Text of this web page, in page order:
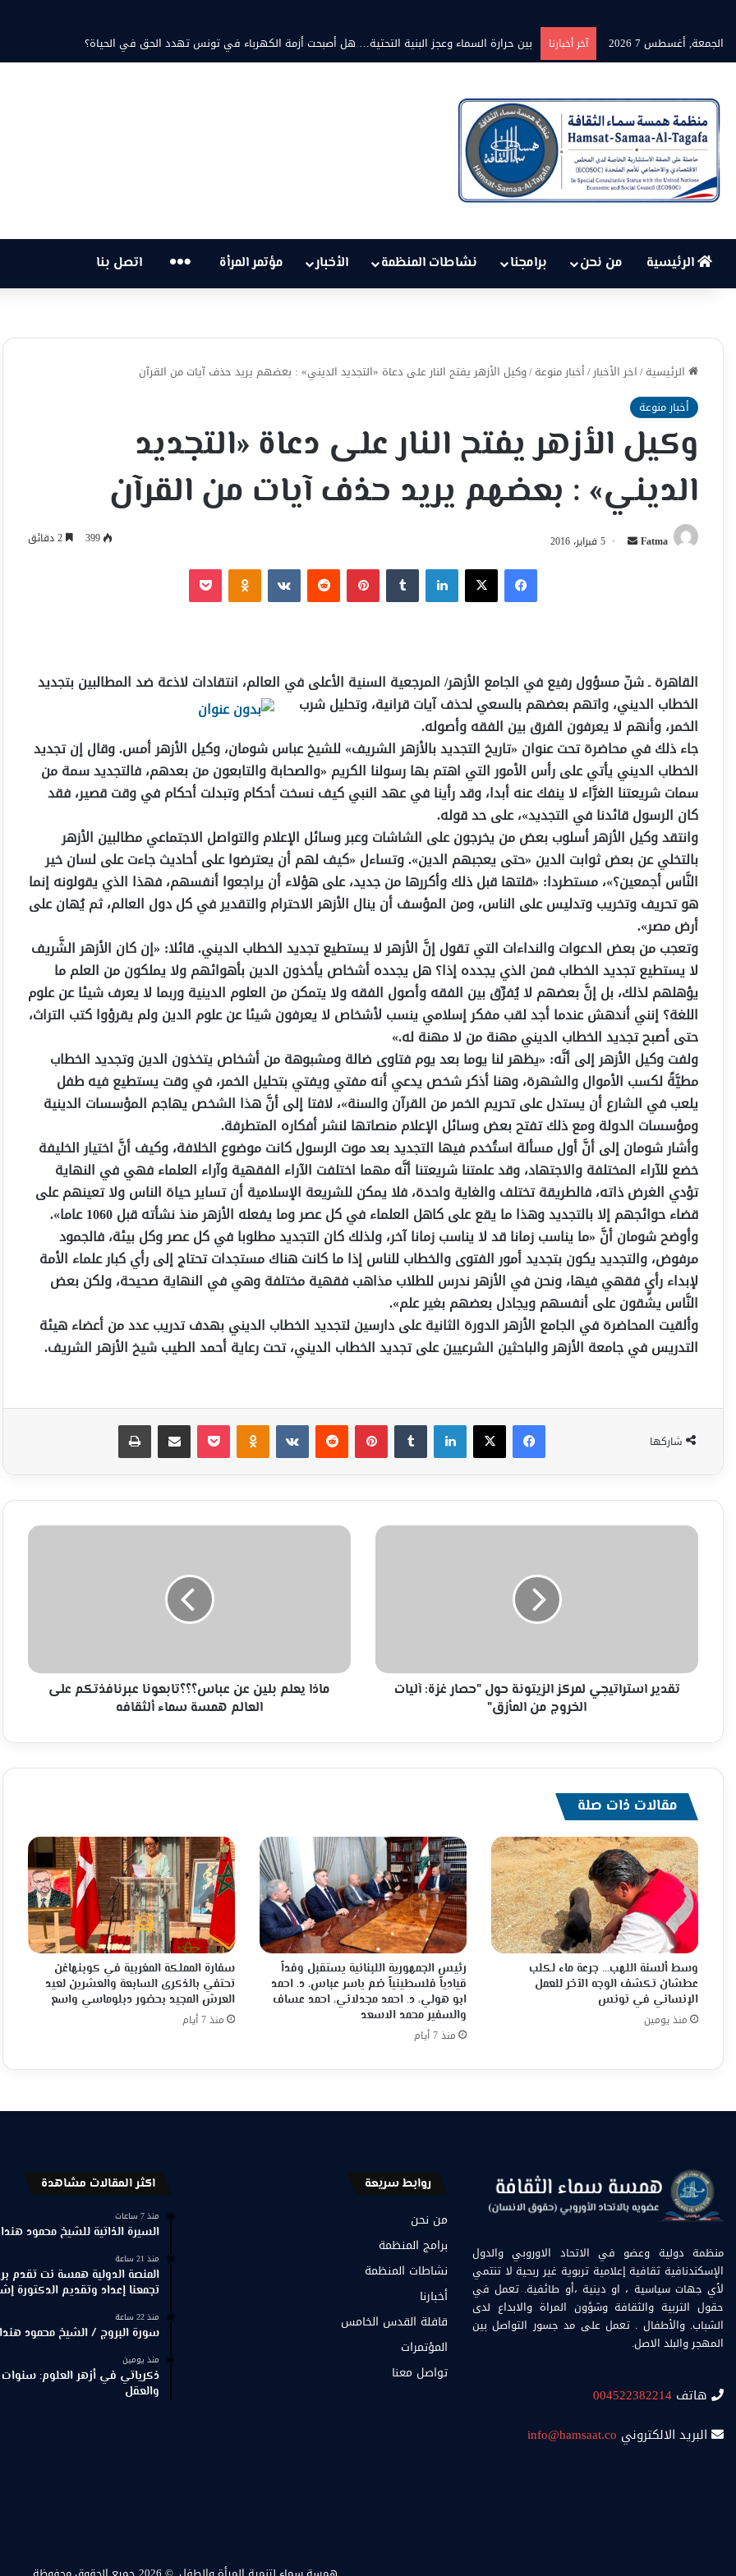
الجمعة, أغسطس 7 2026
آخر أخبارنا بين حرارة السماء وعجز البنية التحتية… هل أصبحت أزمة الكهرباء في تونس تهدد الحق في الحياة؟
الرئيسية من نحن برامجنا نشاطات المنظمة الأخبار مؤتمر المرأة … اتصل بنا
الرئيسية/اخر الأخبار/أخبار منوعة/وكيل الأزهر يفتح النار على دعاة «التجديد الديني» : بعضهم يريد حذف آيات من القرآن
أخبار منوعة
وكيل الأزهر يفتح النار على دعاة «التجديد
الديني» : بعضهم يريد حذف آيات من القرآن
Fatma
أرسل 5 فبراير، 2016 399
فيسبوك‫X لينكدإن بينتيريست Odnoklassniki
‫Pocket
القاهرة ـ شنّ مسؤول رفيع في الجامع الأزهر/ المرجعية السنية الأعلى في العالم، انتقادات لاذعة ضد المطالبين بتجديد
الخطاب الديني، واتهمبعضهم بالسعي لحذف آيات قرانية، وتحليل شرب
الخمر، وأنهم لا يعرفون الفرق بين الفقه وأصوله.
جاء ذلك في محاضرة تحت عنوان «تاريخ التجديد بالأزهر الشريف» للشيخ عباس شومان، وكيل الأزهر أمس. وقال إن تجديد
الخطاب الديني يأتي على رأس الأمور التي اهتم بها رسولنا الكريم «والصحابة والتابعون من بعدهم، فالتجديد سمة من
سمات شريعتنا الغرَّاء لا ينفك عنه أبدا، وقد رأينا في عهد النبي كيف نسخت أحكام وتبدلت أحكام في وقت قصير، فقد
كان الرسول قائدنا في التجديد»، على حد قوله.
وانتقد وكيل الأزهر أسلوب بعض من يخرجون على الشاشات وعبر وسائل الإعلام والتواصل الاجتماعي مطالبين الأزهر
بالتخلي عن بعض ثوابت الدين «حتى يعجبهم الدين». وتساءل «كيف لهم أن يعترضوا على أحاديث جاءت على لسان خير
النَّاس أجمعين؟»، مستطردا: «قلتها قبل ذلك وأكررها من جديد، على هؤلاء أن يراجعوا أنفسهم، فهذا الذي يقولونه إنما
هو تحريف وتخريب وتدليس على الناس، ومن المؤسف أن ينال الأزهر الاحترام والتقدير في كل دول العالم، ثم يُهان على
أرض مصر».
وتعجب من بعض الدعوات والنداءات التي تقول إنَّ الأزهر لا يستطيع تجديد الخطاب الديني. قائلا: «إن كان الأزهر الشَّريف
لا يستطيع تجديد الخطاب فمن الذي يجدده إذا؟ هل يجدده أشخاص يأخذون الدين بأهوائهم ولا يملكون من العلم ما
يؤهلهم لذلك، بل إنَّ بعضهم لا يُفرِّق بين الفقه وأصول الفقه ولا يتمكن من العلوم الدينية وربما لا يعرف شيئا عن علوم
اللغة؟ إنني أندهش عندما أجد لقب مفكر إسلامي ينسب لأشخاص لا يعرفون شيئا عن علوم الدين ولم يقرؤوا كتب التراث،
حتى أصبح تجديد الخطاب الديني مهنة من لا مهنة له.»
ولفت وكيل الأزهر إلى أنَّه: «يظهر لنا يوما بعد يوم فتاوى ضالة ومشبوهة من أشخاص يتخذون الدين وتجديد الخطاب
مطيَّةً لكسب الأموال والشهرة، وهنا أذكر شخص يدعي أنه مفتي ويفتي بتحليل الخمر، في وقت يستطيع فيه طفل
يلعب في الشارع أن يستدل على تحريم الخمر من القرآن والسنة»، لافتا إلى أنَّ هذا الشخص يهاجم المؤسسات الدينية
ومؤسسات الدولة ومع ذلك تفتح بعض وسائل الإعلام منصاتها لنشر أفكاره المتطرفة.
وأشار شومان إلى أنَّ أول مسألة استُخدم فيها التجديد بعد موت الرسول كانت موضوع الخلافة، وكيف أنَّ اختيار الخليفة
خضع للآراء المختلفة والاجتهاد، وقد علمتنا شريعتنا أنَّه مهما اختلفت الآراء الفقهية وآراء العلماء فهي في النهاية
تؤدي الغرض ذاته، فالطريقة تختلف والغاية واحدة، فلا يمكن للشريعة الإسلامية أن تساير حياة الناس ولا تعينهم على
قضاء حوائجهم إلا بالتجديد وهذا ما يقع على كاهل العلماء في كل عصر وما يفعله الأزهر منذ نشأته قبل 1060 عاما».
وأوضح شومان أنَّ «ما يناسب زمانا قد لا يناسب زمانا آخر، ولذلك كان التجديد مطلوبا في كل عصر وكل بيئة، فالجمود
مرفوض، والتجديد يكون بتجديد أمور الفتوى والخطاب للناس إذا ما كانت هناك مستجدات تحتاج إلى رأي كبار علماء الأمة
لإبداء رأيٍ فقهي فيها، ونحن في الأزهر ندرس للطلاب مذاهب فقهية مختلفة وهي في النهاية صحيحة، ولكن بعض
النَّاس يشقون على أنفسهم ويجادل بعضهم بغير علم».
وألقيت المحاضرة في الجامع الأزهر الدورة الثانية على دارسين لتجديد الخطاب الديني بهدف تدريب عدد من أعضاء هيئة
التدريس في جامعة الأزهر والباحثين الشرعيين على تجديد الخطاب الديني، تحت رعاية أحمد الطيب شيخ الأزهر الشريف.
شاركها
فيسبوك‫X لينكدإن بينتيريست Odnoklassniki
‫Pocket مشاركة عبر البريد طباعة
تقدير
الخروج
تقدير استراتيجي لمركز الزيتونة حول "حصار غزة: آليات
الخروج من المأزق"
ماذا
العالم
همسةماذا يعلم بلين عن عباس؟؟؟تابعونا عبرنافذتكم على
العالم همسة سماء ألثقافه
مقالات ذات صلة
وسط ألسنة اللهب… جرعة ماء لكلب
عطشان تكشف الوجه الآخر للعمل
الإنساني في تونس
منذ يومين
رئيس الجمهورية اللبنانية يستقبل وفداً
قيادياً فلسطينياً ضم ياسر عباس، د. احمد
ابو هولي، د. احمد مجدلاني، احمد عساف
والسفير محمد الاسعد
منذ 7 أيام
سفارة المملكة المغربية في كوبنهاغن
تحتفي بالذكرى السابعة والعشرين لعيد
العرش المجيد بحضور دبلوماسي واسع
منذ 7 أيام
منظمة دولية وعضو في الاتحاد الاوروبي والدول
الإسكندنافية ثقافية إعلامية تربوية غير ربحية لا تنتمي
لأي جهات سياسية ، او دينية ،أو طائفية. تعمل في
حقول التربية والثقافة وشؤون المراة والابداع لدى
الشباب. والأطفال . تعمل على مد جسور التواصل بين
المهجر والبلد الاصل.
هاتف 004522382214
البريد الالكتروني info@hamsaat.co
روابط سريعة
من نحن
برامج المنظمة
نشاطات المنظمة
أخبارنا
قافلة القدس الخامس
المؤتمرات
تواصل معنا
اكثر المقالات مشاهدة
منذ 7 ساعات
السيرة الذاتية للشيخ محمود
منذ 21 ساعة
المنصة الدولية همسة نت تقدم
تجمعنا إعداد وتقديم الدكتورة
منذ 22 ساعة
سورة البروج / الشيخ محمود
منذ يومين
ذكرياتي في أزهر العلوم:
والعقل